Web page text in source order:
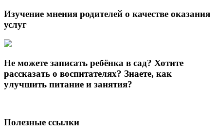
Изучение мнения родителей о качестве оказания
услуг
Не можете записать ребёнка в сад? Хотите
рассказать о воспитателях? Знаете, как
улучшить питание и занятия?
Полезные ссылки